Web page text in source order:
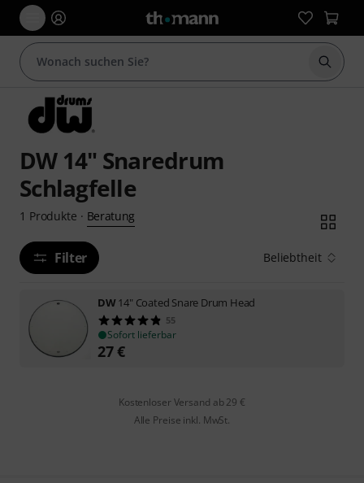
Suche
DW 14" Snaredrum
Schlagfelle
1 Produkte · Beratung
Filter Beliebtheit
DW14" Coated Snare Drum Head
55
Sofort lieferbar
27€
Kostenloser Versand ab 29 €
Alle Preise inkl. MwSt.